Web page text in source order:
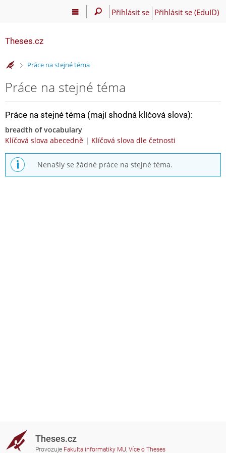
Přihlásit se Přihlásit se (EduID)
Theses.cz
>Práce na stejné téma
Práce na stejné téma
Práce na stejné téma (mají shodná klíčová slova):
breadth of vocabulary
Klíčová slova abecedně | Klíčová slova dle četnosti
Nenašly se žádné práce na stejné téma.
Theses.cz
Provozuje Fakulta informatiky MU, Více o Theses